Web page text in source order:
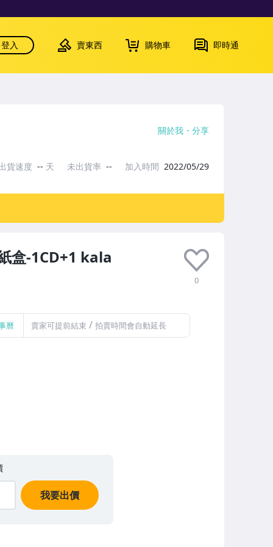
登入 賣東西 購物車 即時通
盒-1CD+1 kala
0
曆 賣家可提前結束 / 拍賣時間會自動延長
我要出價
關於我 分享
貨速度 -- 天 未出貨率 -- 加入時間 2022/05/29